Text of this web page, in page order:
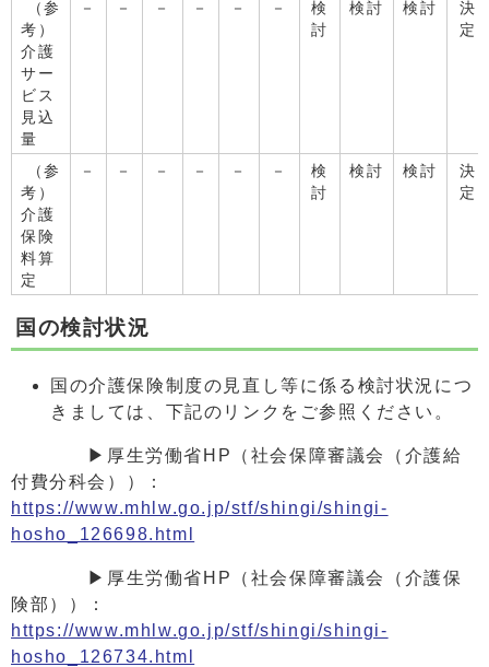
（参
考）
介護
サー
ビス
見込
量
－ － － － － －
検
討
検討 検討
決
定
（参
考）
介護
保険
料算
定
－ － － － － －
検
討
検討 検討
決
定
国の検討状況
国の介護保険制度の見直し等に係る検討状況につ
きましては、下記のリンクをご参照ください。
▶厚生労働省HP（社会保障審議会（介護給
付費分科会））：
https://www.mhlw.go.jp/stf/shingi/shingi-
hosho_126698.html
▶厚生労働省HP（社会保障審議会（介護保
険部））：
https://www.mhlw.go.jp/stf/shingi/shingi-
hosho_126734.html